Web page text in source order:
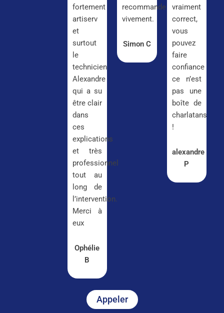
fortement
artiserv
et
surtout
le
technicien
Alexandre
qui a su
être clair
dans
ces
explications
et très
professionnel
tout au
long de
l’intervention.
Merci à
eux
Ophélie
B
recommande
vivement.
Simon C
vraiment
correct,
vous
pouvez
faire
confiance
ce n’est
pas une
boîte de
charlatans
!
alexandre
P
Appeler